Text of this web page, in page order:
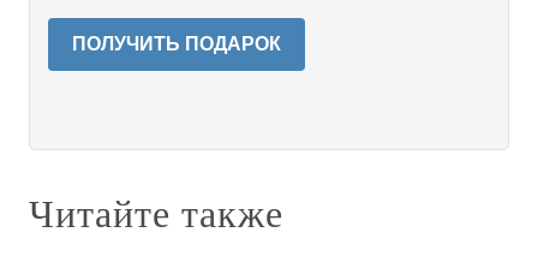
ПОЛУЧИТЬ ПОДАРОК
Читайте также